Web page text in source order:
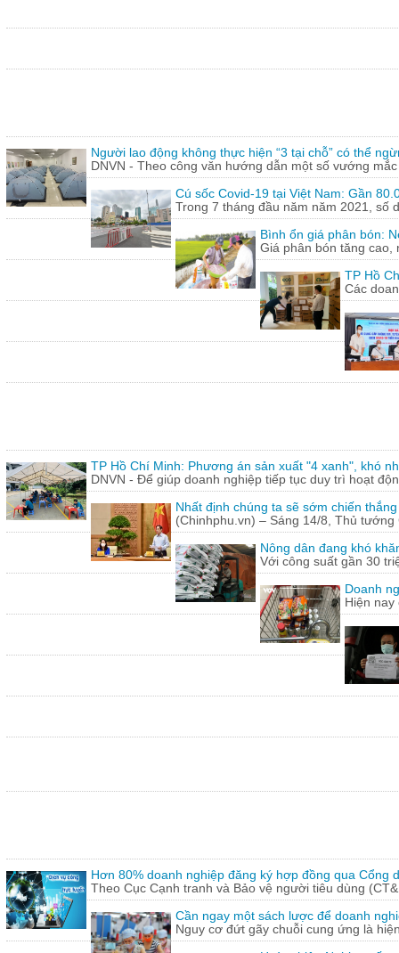
Người lao động không thực hiện “3 tại chỗ” có thể
DNVN - Theo công văn hướng dẫn một số vướng
Cú sốc Covid-19 tại Việt Nam: Gần
Trong 7 tháng đầu năm năm 2021, số
Bình ổn giá phân bón:
Giá phân bón tăng
TP Hồ
Các
TP Hồ Chí Minh: Phương án sản xuất "4 xanh", khó
DNVN - Để giúp doanh nghiệp tiếp tục duy trì hoạt
Nhất định chúng ta sẽ sớm chiến
(Chinhphu.vn) – Sáng 14/8, Thủ
Nông dân đang khó
Với công suất gần 30
Doanh
Hiện
Hơn 80% doanh nghiệp đăng ký hợp đồng qua Cổng
Theo Cục Cạnh tranh và Bảo vệ người tiêu dùng
Cần ngay một sách lược để doanh
Nguy cơ đứt gãy chuỗi cung ứng là